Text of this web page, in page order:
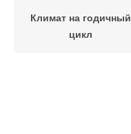
Климат на годичный
цикл